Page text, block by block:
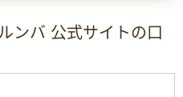
ンバ 公式サイトの口